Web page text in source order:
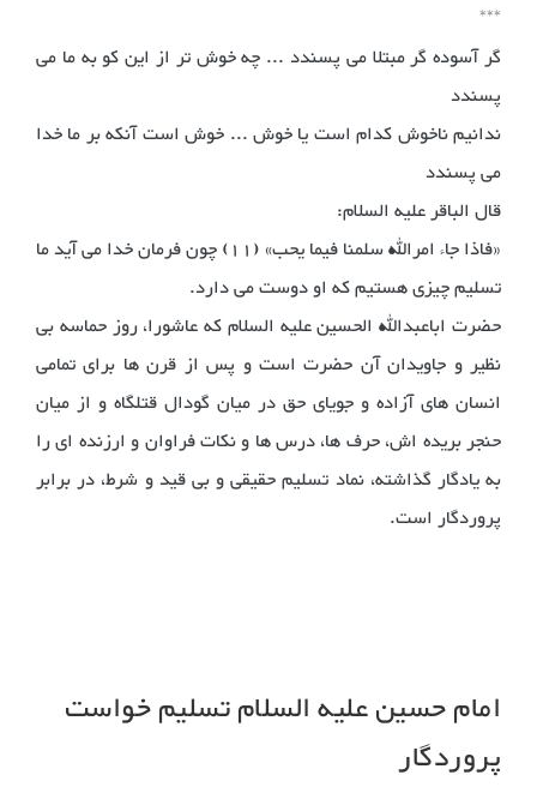
***
گر آسوده گر مبتلا می پسندد ... چه خوش تر از این کو به ما می
پسندد
ندانیم ناخوش کدام است یا خوش ... خوش است آنکه بر ما خدا
می پسندد
قال الباقر علیه السلام:
«فاذا جاء امرالله سلمنا فیما یحب» (11) چون فرمان خدا می آید ما
تسلیم چیزی هستیم که او دوست می دارد.
حضرت اباعبدالله الحسین علیه السلام که عاشورا، روز حماسه بی
نظیر و جاویدان آن حضرت است و پس از قرن ها برای تمامی
انسان های آزاده و جویای حق در میان گودال قتلگاه و از میان
حنجر بریده اش، حرف ها، درس ها و نکات فراوان و ارزنده ای را
به یادگار گذاشته، نماد تسلیم حقیقی و بی قید و شرط، در برابر
پروردگار است.
امام حسین علیه السلام تسلیم خواست
پروردگار